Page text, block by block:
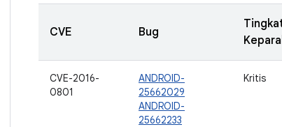
CVE Bug
CVE-2016-
0801
ANDROID-
25662029
ANDROID-
25662233
Kritis